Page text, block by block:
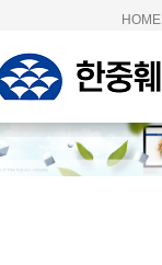
HOME